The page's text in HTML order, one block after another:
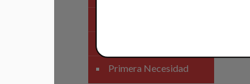
Primera Necesidad